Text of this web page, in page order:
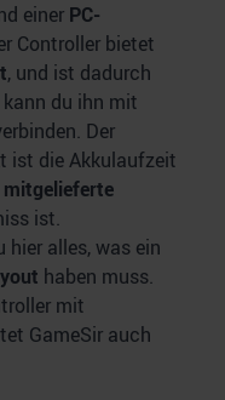
einer PC-
Controller bietet
, und ist dadurch
du ihn mit
Der
ist die Akkulaufzeit
mitgelieferte
ist.
alles, was ein
haben muss.
mit
GameSir auch